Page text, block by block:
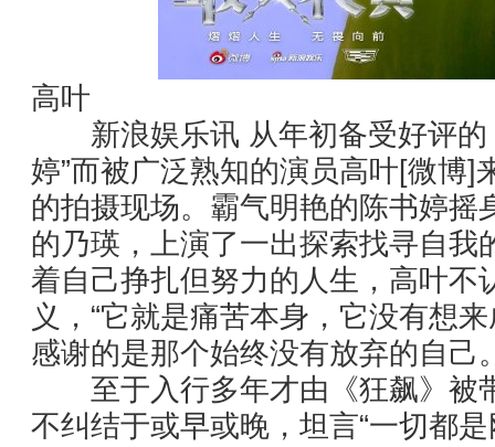
高叶
新浪娱乐讯 从年初备受好评的
婷”而被广泛熟知的演员高叶[微博]
的拍摄现场。霸气明艳的陈书婷摇
的乃瑛，上演了一出探索找寻自我
着自己挣扎但努力的人生，高叶不
义，“它就是痛苦本身，它没有想
感谢的是那个始终没有放弃的自
至于入行多年才由《狂飙》被
不纠结于或早或晚，坦言“一切都